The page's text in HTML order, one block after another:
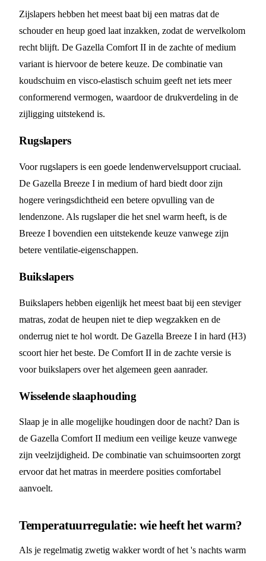
Zijslapers hebben het meest baat bij een matras dat de
schouder en heup goed laat inzakken, zodat de wervelkolom
recht blijft. De Gazella Comfort II in de zachte of medium
variant is hiervoor de betere keuze. De combinatie van
koudschuim en visco-elastisch schuim geeft net iets meer
conformerend vermogen, waardoor de drukverdeling in de
zijligging uitstekend is.
Rugslapers
Voor rugslapers is een goede lendenwervelsupport cruciaal.
De Gazella Breeze I in medium of hard biedt door zijn
hogere veringsdichtheid een betere opvulling van de
lendenzone. Als rugslaper die het snel warm heeft, is de
Breeze I bovendien een uitstekende keuze vanwege zijn
betere ventilatie-eigenschappen.
Buikslapers
Buikslapers hebben eigenlijk het meest baat bij een steviger
matras, zodat de heupen niet te diep wegzakken en de
onderrug niet te hol wordt. De Gazella Breeze I in hard (H3)
scoort hier het beste. De Comfort II in de zachte versie is
voor buikslapers over het algemeen geen aanrader.
Wisselende slaaphouding
Slaap je in alle mogelijke houdingen door de nacht? Dan is
de Gazella Comfort II medium een veilige keuze vanwege
zijn veelzijdigheid. De combinatie van schuimsoorten zorgt
ervoor dat het matras in meerdere posities comfortabel
aanvoelt.
Temperatuurregulatie: wie heeft het warm?
Als je regelmatig zwetig wakker wordt of het 's nachts warm